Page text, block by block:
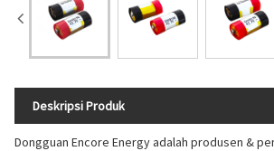
Deskripsi Produk
Dongguan Encore Energy adalah produsen &